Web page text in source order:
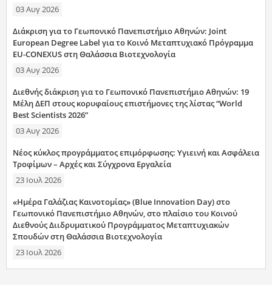
03 Αυγ 2026
Διάκριση για το Γεωπονικό Πανεπιστήμιο Αθηνών: Joint
European Degree Label για το Κοινό Μεταπτυχιακό Πρόγραμμα
EU-CONEXUS στη Θαλάσσια Βιοτεχνολογία
03 Αυγ 2026
Διεθνής διάκριση για το Γεωπονικό Πανεπιστήμιο Αθηνών: 19
Μέλη ΔΕΠ στους κορυφαίους επιστήμονες της λίστας “World
Best Scientists 2026”
03 Αυγ 2026
Νέος κύκλος προγράμματος επιμόρφωσης: Υγιεινή και Ασφάλεια
Τροφίμων – Αρχές και Σύγχρονα Εργαλεία
23 Ιουλ 2026
«Ημέρα Γαλάζιας Καινοτομίας» (Blue Innovation Day) στο
Γεωπονικό Πανεπιστήμιο Αθηνών, στο πλαίσιο του Κοινού
Διεθνούς Διιδρυματικού Προγράμματος Μεταπτυχιακών
Σπουδών στη Θαλάσσια Βιοτεχνολογία
23 Ιουλ 2026